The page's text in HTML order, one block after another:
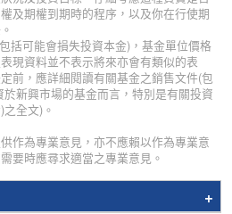
及期權到期時的程序，以及你在行使期
括可能會損失投資本金)，基金單位價格
現資料並不表示將來亦會有類似的表
前，應詳細閱讀有關基金之銷售文件(包
新興市場的基金而言，特別是有關投資
全文)。
作為專業意見，亦不應賴以作為專業意
要時應尋求適當之專業意見。